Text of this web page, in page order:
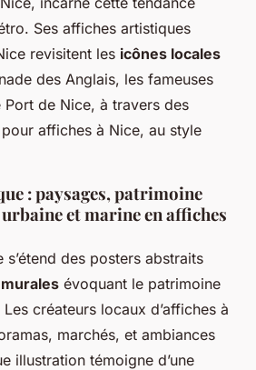
Ses affiches artistiques
revisitent les icônes locales
des Anglais, les fameuses
Port de Nice, à travers des
affiches à Nice, au style
: paysages, patrimoine
et marine en affiches
s’étend des posters abstraits
évoquant le patrimoine
créateurs locaux d’affiches à
marchés, et ambiances
illustration témoigne d’une